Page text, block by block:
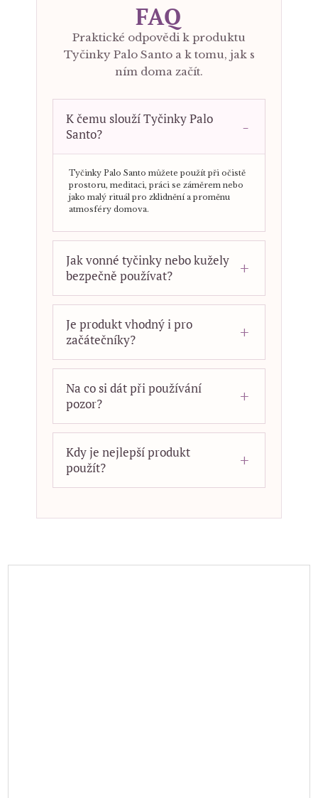
FAQ
Praktické odpovědi k produktu
Tyčinky Palo Santo a k tomu, jak s
ním doma začít.
K čemu slouží Tyčinky Palo
Santo?
Tyčinky Palo Santo můžete použít při očistě
prostoru, meditaci, práci se záměrem nebo
jako malý rituál pro zklidnění a proměnu
atmosféry domova.
Jak vonné tyčinky nebo kužely
bezpečně používat?
Je produkt vhodný i pro
začátečníky?
Na co si dát při používání
pozor?
Kdy je nejlepší produkt
použít?